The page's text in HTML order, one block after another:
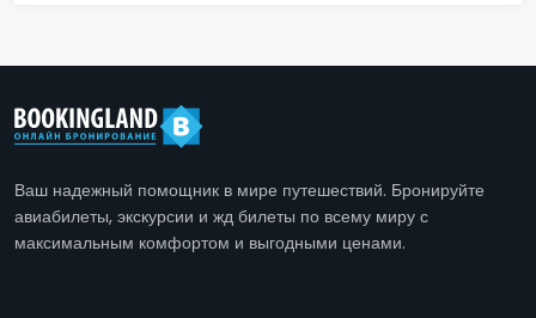
Ваш надежный помощник в мире путешествий. Бронируйте
авиабилеты, экскурсии и жд билеты по всему миру с
максимальным комфортом и выгодными ценами.